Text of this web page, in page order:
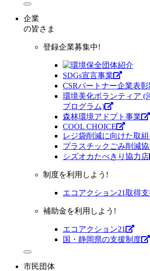
企業
の皆さま
登録企業募集中!
SDGs宣言事業
CSRパートナー企業表
環境美化ボランティア (
プログラム)
森林環境アドプト事業
COOL CHOICE
レジ袋削減に向けた取
プラスチックごみ削減
シズオカたべきり協力店
制度を利用しよう!
エコアクション21取得
補助金を利用しよう!
エコアクション21
国・静岡県の支援制度
市民団体